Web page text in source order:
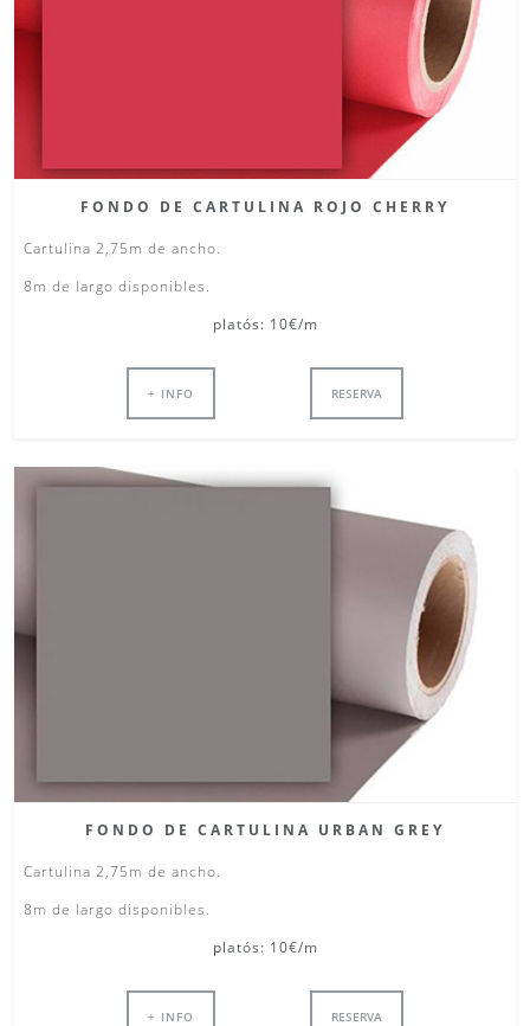
FONDO DE CARTULINA ROJO CHERRY
Cartulina 2,75m de ancho.
8m de largo disponibles.
platós: 10€/m
+ INFO RESERVA
FONDO DE CARTULINA URBAN GREY
Cartulina 2,75m de ancho.
8m de largo disponibles.
platós: 10€/m
+ INFO RESERVA